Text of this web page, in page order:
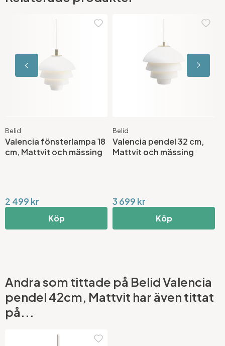
Belid
Valencia fönsterlampa 18
cm, Mattvit och mässing
2 499 kr
Köp
Belid
Valencia pendel 32 cm,
Mattvit och mässing
3 699 kr
Köp
Andra som tittade på Belid Valencia
pendel 42cm, Mattvit har även tittat
på...